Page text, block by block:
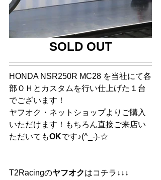
SOLD OUT
HONDA NSR250R MC28 を当社にて各
部ＯＨとカスタムを行い仕上げた１台
でございます！
ヤフオク・ネットショップよりご購入
いただけます！もちろん直接ご来店い
ただいてもOKです♪(^_-)-☆
T2Racingのヤフオクはコチラ ↓↓↓